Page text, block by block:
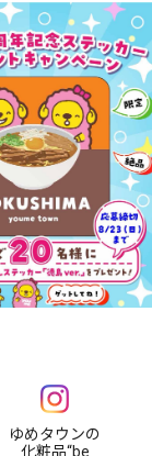
ゆめタウンの
化粧品“be